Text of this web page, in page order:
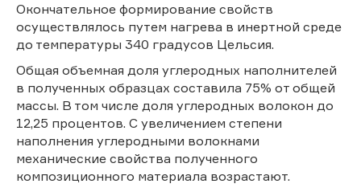
Окончательное формирование свойств
осуществлялось путем нагрева в инертной среде
до температуры 340 градусов Цельсия.
Общая объемная доля углеродных наполнителей
в полученных образцах составила 75% от общей
массы. В том числе доля углеродных волокон до
12,25 процентов. С увеличением степени
наполнения углеродными волокнами
механические свойства полученного
композиционного материала возрастают.